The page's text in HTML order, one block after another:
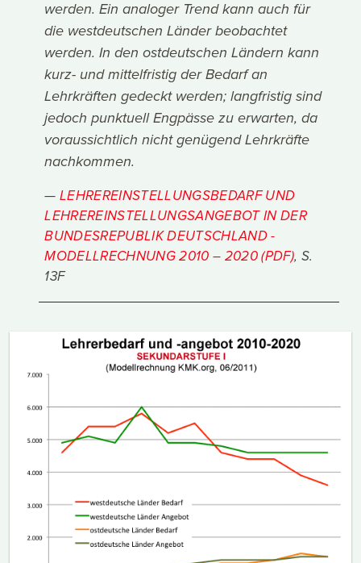
werden. Ein analoger Trend kann auch für
die westdeutschen Länder beobachtet
werden. In den ostdeutschen Ländern kann
kurz- und mittelfristig der Bedarf an
Lehrkräften gedeckt werden; langfristig sind
jedoch punktuell Engpässe zu erwarten, da
voraussichtlich nicht genügend Lehrkräfte
nachkommen.
LEHREREINSTELLUNGSBEDARF UND
LEHREREINSTELLUNGSANGEBOT IN DER
BUNDESREPUBLIK DEUTSCHLAND -
MODELLRECHNUNG 2010 – 2020 (PDF), S.
13F